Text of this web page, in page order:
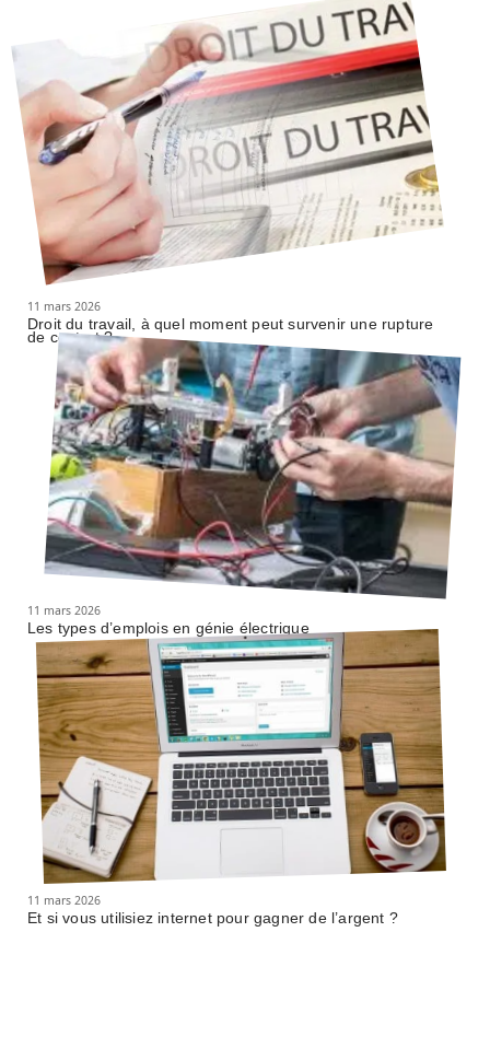
11 mars 2026
Droit du travail, à quel moment peut survenir une rupture
de contrat ?
11 mars 2026
Les types d’emplois en génie électrique
11 mars 2026
Et si vous utilisiez internet pour gagner de l’argent ?